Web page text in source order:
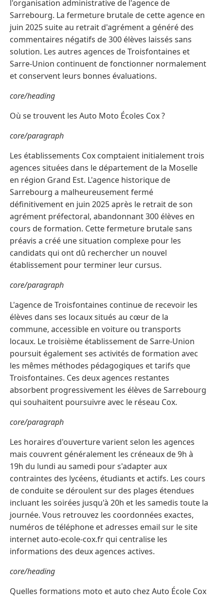
l'organisation administrative de l'agence de
Sarrebourg. La fermeture brutale de cette agence en
juin 2025 suite au retrait d'agrément a généré des
commentaires négatifs de 300 élèves laissés sans
solution. Les autres agences de Troisfontaines et
Sarre-Union continuent de fonctionner normalement
et conservent leurs bonnes évaluations.
core/heading
Où se trouvent les Auto Moto Écoles Cox ?
core/paragraph
Les établissements Cox comptaient initialement trois
agences situées dans le département de la Moselle
en région Grand Est. L'agence historique de
Sarrebourg a malheureusement fermé
définitivement en juin 2025 après le retrait de son
agrément préfectoral, abandonnant 300 élèves en
cours de formation. Cette fermeture brutale sans
préavis a créé une situation complexe pour les
candidats qui ont dû rechercher un nouvel
établissement pour terminer leur cursus.
core/paragraph
L'agence de Troisfontaines continue de recevoir les
élèves dans ses locaux situés au cœur de la
commune, accessible en voiture ou transports
locaux. Le troisième établissement de Sarre-Union
poursuit également ses activités de formation avec
les mêmes méthodes pédagogiques et tarifs que
Troisfontaines. Ces deux agences restantes
absorbent progressivement les élèves de Sarrebourg
qui souhaitent poursuivre avec le réseau Cox.
core/paragraph
Les horaires d'ouverture varient selon les agences
mais couvrent généralement les créneaux de 9h à
19h du lundi au samedi pour s'adapter aux
contraintes des lycéens, étudiants et actifs. Les cours
de conduite se déroulent sur des plages étendues
incluant les soirées jusqu'à 20h et les samedis toute la
journée. Vous retrouvez les coordonnées exactes,
numéros de téléphone et adresses email sur le site
internet auto-ecole-cox.fr qui centralise les
informations des deux agences actives.
core/heading
Quelles formations moto et auto chez Auto École Cox